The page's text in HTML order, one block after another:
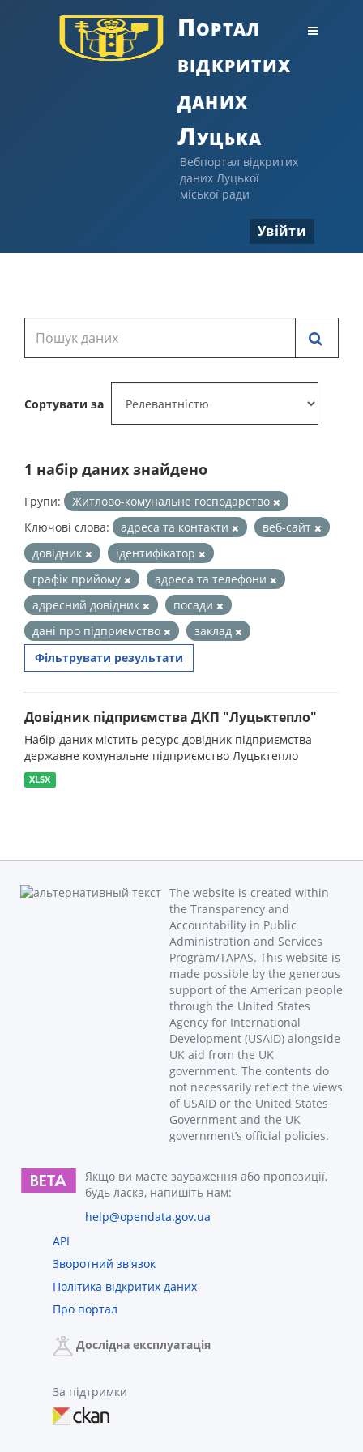
Портал
відкритих
даних
Луцька
Вебпортал відкритих
даних Луцької
міської ради
Увійти
Сортувати за
1 набір даних знайдено
Групи:
Житлово-комунальне господарство
Ключові слова:
адреса та контакти
веб-сайт
довідник
ідентифікатор
графік прийому
адреса та телефони
адресний довідник
посади
дані про підприємство
заклад
Фільтрувати результати
Довідник підприємства ДКП "Луцьктепло"
Набір даних містить ресурс довідник підприємства
державне комунальне підприємство Луцьктепло
XLSX
The website is created within
the Transparency and
Accountability in Public
Administration and Services
Program/TAPAS. This website is
made possible by the generous
support of the American people
through the United States
Agency for International
Development (USAID) alongside
UK aid from the UK
government. The contents do
not necessarily reflect the views
of USAID or the United States
Government and the UK
government’s official policies.
Якщо ви маєте зауваження або пропозиції,
будь ласка, напишіть нам:
help@opendata.gov.ua
API
Зворотний зв'язок
Політика відкритих даних
Про портал
Дослідна експлуатація
За підтримки